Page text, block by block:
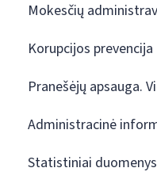
Mokesčių
Korupcijos prevencija
Pranešėjų apsauga.
Administracinė
Statistiniai duomenys